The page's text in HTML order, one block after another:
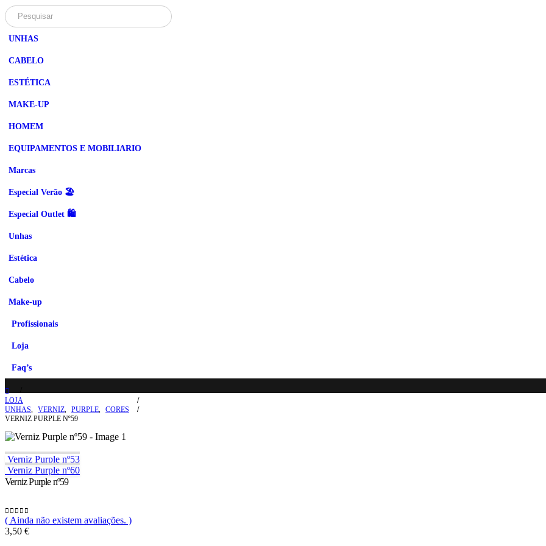
UNHAS
CABELO
ESTÉTICA
MAKE-UP
HOMEM
EQUIPAMENTOS E MOBILIARIO
Marcas
Especial Verão 🏖️
Especial Outlet 🛍️
Unhas
Estética
Cabelo
Make-up
Profissionais
Loja
Faq’s
LOJA
UNHAS
VERNIZ PURPLE
CORES
VERNIZ PURPLE Nº59
Verniz Purple nº53
Verniz Purple nº60
Verniz Purple nº59
0 out of 5
( Ainda não existem avaliações. )
3,50 €